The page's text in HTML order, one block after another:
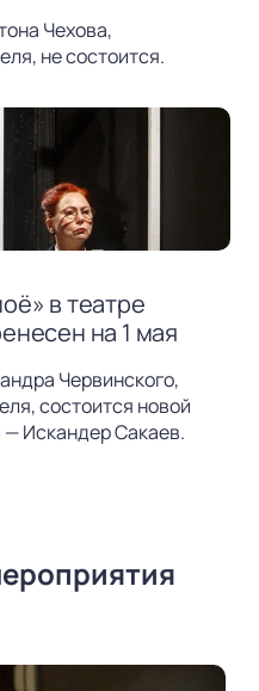
Чехова,
не состоится.
в театре
на 1 мая
Червинского,
состоится новой
Искандер Сакаев.